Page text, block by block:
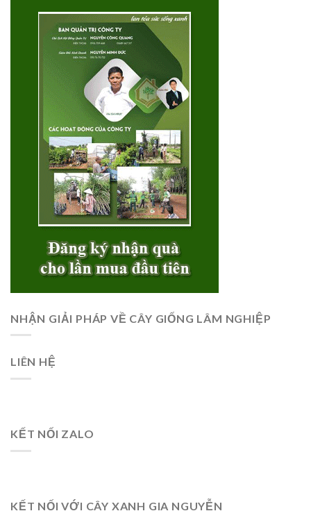
NHẬN GIẢI PHÁP VỀ CÂY GIỐNG LÂM NGHIỆP
LIÊN HỆ
KẾT NỐI ZALO
KẾT NỐI VỚI CÂY XANH GIA NGUYỄN